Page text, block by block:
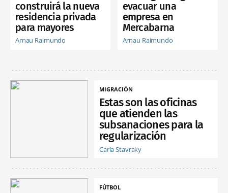
construirá la nueva
residencia privada
para mayores
Arnau Raimundo
evacuar una
empresa en
Mercabarna
Arnau Raimundo
MIGRACIÓN
Estas son las oficinas
que atienden las
subsanaciones para la
regularización
Carla Stavraky
FÚTBOL